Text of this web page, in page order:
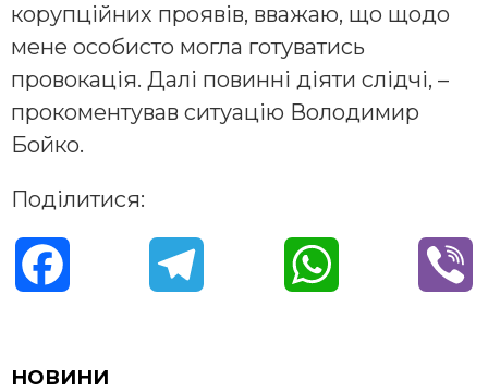
корупційних проявів, вважаю, що щодо
мене особисто могла готуватись
провокація. Далі повинні діяти слідчі, –
прокоментував ситуацію Володимир
Бойко.
Поділитися:
c
НОВИНИ